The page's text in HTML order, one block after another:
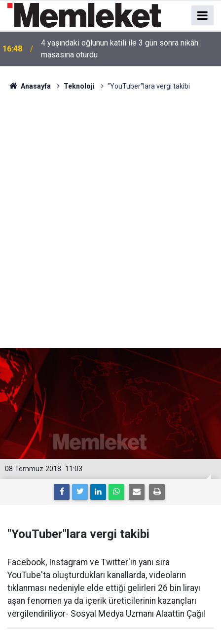
16:44 Mahallede korku dolu anlar: Gaz hattı delindi
Anasayfa Teknoloji "YouTuber"lara vergi takibi
11:03
08 Temmuz 2018
"YouTuber"lara vergi takibi
Facebook, Instagram ve Twitter'ın yanı sıra
YouTube'ta oluşturdukları kanallarda, videoların
tıklanması nedeniyle elde ettiği gelirleri 26 bin lirayı
aşan fenomen ya da içerik üreticilerinin kazançları
vergilendiriliyor- Sosyal Medya Uzmanı Alaattin Çağıl